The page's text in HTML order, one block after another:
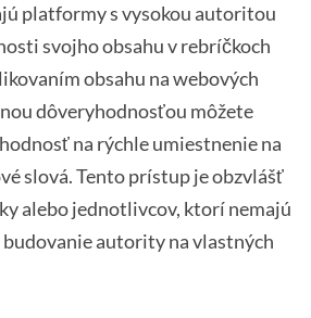
platformy s vysokou autoritou
svojho obsahu v rebríčkoch
obsahu na webových
dôveryhodnosťou môžete
na rýchle umiestnenie na
slová. Tento prístup je obzvlášť
alebo jednotlivcov, ktorí nemajú
budovanie autority na vlastných